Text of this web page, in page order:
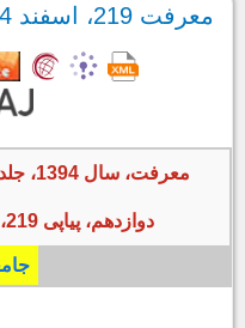
معرفت 219، اسفند 1394
دوازدهم، پیاپی 219، اسفند، 116 صفحه